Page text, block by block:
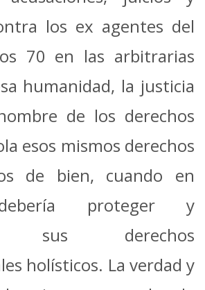
los ex agentes del
70 en las arbitrarias
humanidad, la justicia
de los derechos
esos mismos derechos
de bien, cuando en
proteger y
sus derechos
holísticos. La verdad y